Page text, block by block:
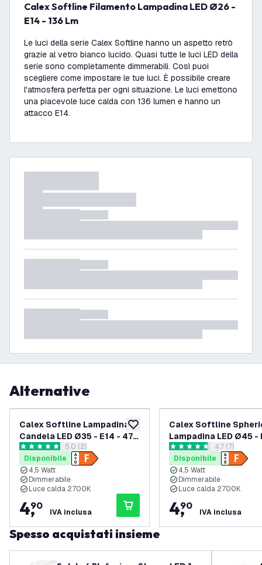
Calex Softline Filamento Lampadina LED Ø26 -
E14 - 136 Lm
Le luci della serie Calex Softline hanno un aspetto retrò
grazie al vetro bianco lucido. Quasi tutte le luci LED della
serie sono completamente dimmerabili. Così puoi
scegliere come impostare le tue luci. È possibile creare
l'atmosfera perfetta per ogni situazione. Le luci emettono
una piacevole luce calda con 136 lumen e hanno un
attacco E14.
Alternative
aggiungi alla lista desideri
Calex Softline Lampadina a
Candela LED Ø35 - E14 - 470
Lm
apri il cassetto delle recensioni
5 stelle di valutazione
5.0 (2)
Disponibile
4,5 Watt
Dimmerabile
Luce calda 2700K
4,
90
IVA inclusa
Calex Softline
Lampadina LED Ø45 -
470 Lmapri il
4.7 stelle di valutazione
4.7 (7)
Disponibile
4,5 Watt
Dimmerabile
Luce calda 2700K
4,
90
IVA inclusa
Spesso acquistati insieme